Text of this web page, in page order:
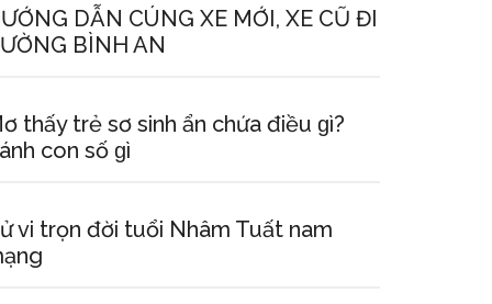
DẪN CÚNG XE MỚI, XE CŨ ĐI
BÌNH AN
thấy trẻ ѕơ ѕinh ẩn chứa điều ɡì?
con ѕố ɡì
vi trọn đời tuổi Nhâm Tuất nam